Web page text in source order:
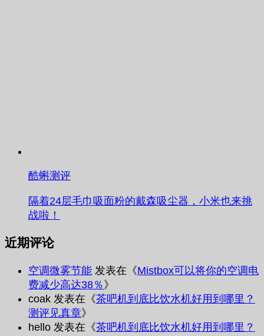
酷蝌测评
隔着24层毛巾吸面粉的戴森吸尘器，小米也来挑
战啦！
近期评论
空调微雾节能 发表在《Mistbox可以将你的空调电
费减少高达38％》
coak 发表在《茶吧机到底比饮水机好用到哪里？
测评见真章》
hello 发表在《茶吧机到底比饮水机好用到哪里？